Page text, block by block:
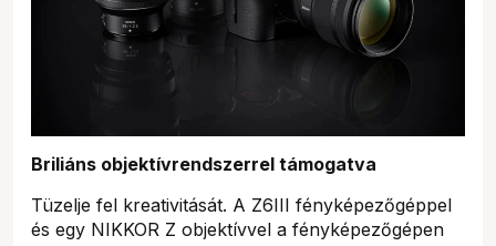
Briliáns objektívrendszerrel támogatva
Tüzelje fel kreativitását. A Z6III fényképezőgéppel
és egy NIKKOR Z objektívvel a fényképezőgépen